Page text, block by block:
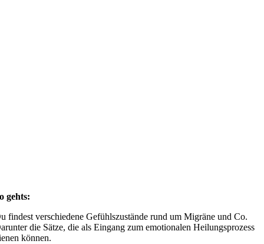
gehts:
findest verschiedene Gefühlszustände rund um Migräne und Co.
die Sätze, die als Eingang zum emotionalen Heilungsprozess
können.